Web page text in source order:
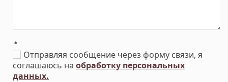
*
Отправляя сообщение через форму связи, я
соглашаюсь на обработку персональных
данных.